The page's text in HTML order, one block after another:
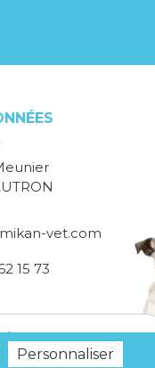
nous un message
vet.com
15 73
Personnaliser